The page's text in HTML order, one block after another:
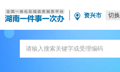
资兴市 切换